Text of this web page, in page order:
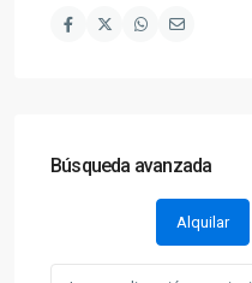
Búsqueda avanzada
Alquilar